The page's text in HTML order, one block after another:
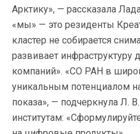
Арктику», — рассказала
«мы» — это резиденты
кластер не собирается
развивает инфраструктуру
компаний». «СО РАН в
уникальным потенциалом
показа», — подчеркнула Л.
институтам: